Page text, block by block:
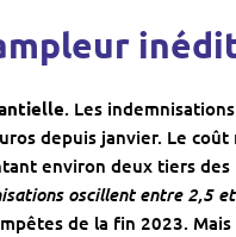
. Les
depuis janvier. Le
environ deux tiers
oscillent entre 2,5
de la fin 2023. Mais